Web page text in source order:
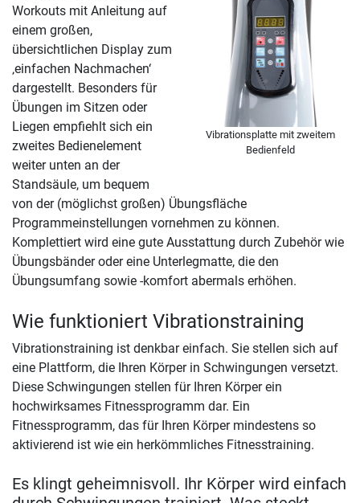
Vibrationsplatte mit zweitem
Bedienfeld
Workouts mit Anleitung auf
einem großen,
übersichtlichen Display zum
‚einfachen Nachmachen‘
dargestellt. Besonders für
Übungen im Sitzen oder
Liegen empfiehlt sich ein
zweites Bedienelement
weiter unten an der
Standsäule, um bequem
von der (möglichst großen) Übungsfläche
Programmeinstellungen vornehmen zu können.
Komplettiert wird eine gute Ausstattung durch Zubehör wie
Übungsbänder oder eine Unterlegmatte, die den
Übungsumfang sowie -komfort abermals erhöhen.
Wie funktioniert Vibrationstraining
Vibrationstraining ist denkbar einfach. Sie stellen sich auf
eine Plattform, die Ihren Körper in Schwingungen versetzt.
Diese Schwingungen stellen für Ihren Körper ein
hochwirksames Fitnessprogramm dar. Ein
Fitnessprogramm, das für Ihren Körper mindestens so
aktivierend ist wie ein herkömmliches Fitnesstraining.
Es klingt geheimnisvoll. Ihr Körper wird einfach